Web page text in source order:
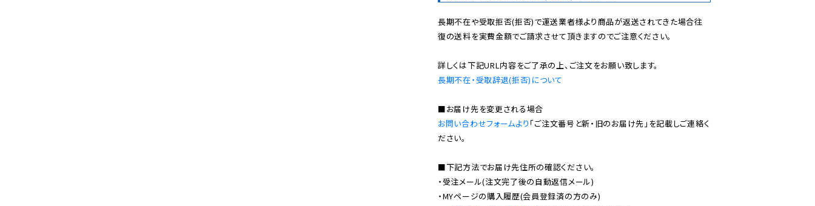
長期不在や受取拒否(拒否)で運送業者様より商品が返送されてきた場合往
復の送料を実費金額でご請求させて頂きますのでご注意ください。
長期不在・受取辞退(拒否)について
お問い合わせフォームより 「ご注文番号と新・旧のお届け先」を記載しご連絡く
ださい。
■下記方法でお届け先住所の確認ください。
・受注メール(注文完了後の自動返信メール)
・MYページの購入履歴(会員登録済の方のみ)